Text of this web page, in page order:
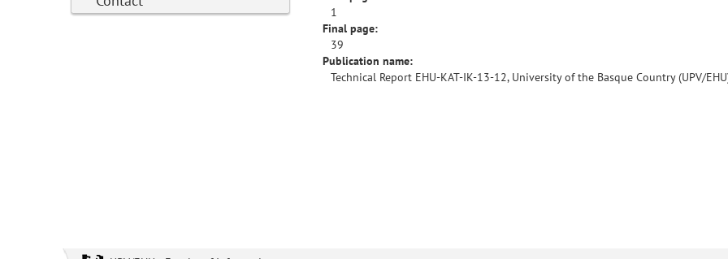
1
Final page:
39
Publication name:
Technical Report EHU-KAT-IK-13-12, University of the Basque Country (UPV/